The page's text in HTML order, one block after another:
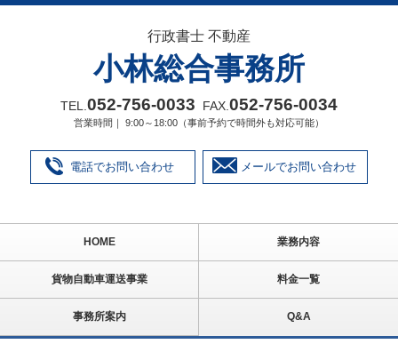
行政書士 不動産
小林総合事務所
TEL. 052‐756‐0033 FAX. 052‐756‐0034
営業時間｜ 9:00～18:00（事前予約で時間外も対応可能）
電話でお問い合わせ メールでお問い合わせ
HOME 業務内容
貨物自動車運送事業 料金一覧
事務所案内 Q&A